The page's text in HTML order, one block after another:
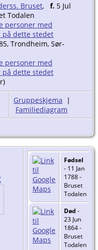
Bruset, f. 5 Jul
Todalen
Trondheim, Sør-
Gruppeskjema |
Familiediagram
Fødsel
- 11 Jan
1788 -
Bruset
Todalen
Død -
23 Jun
1864 -
Bruset
Todalen